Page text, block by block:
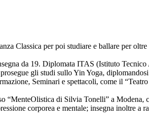
Classica per poi studiare e ballare per
da 19. Diplomata ITAS (Istituto
gli studi sullo Yin Yoga,
Seminari e spettacoli, come il
“MenteOlistica di Silvia Tonelli” a
corporea e mentale; insegna inoltre